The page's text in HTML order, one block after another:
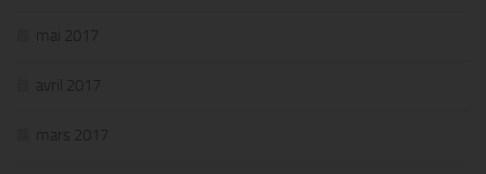
mai 2017
avril 2017
mars 2017